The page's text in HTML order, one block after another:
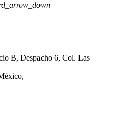
B, Despacho 6, Col. Las